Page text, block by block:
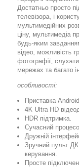
Достатньо просто
телевізора, і
мультимедійних
ціну, мультимедіа
будь-яким
відео, можливість
фотографії,
мережах та багато
особливості:
Приставка
4K Ultra HD
HDR підтримка.
Сучасний
Дружній
Зручний пульт
керування.
Просте